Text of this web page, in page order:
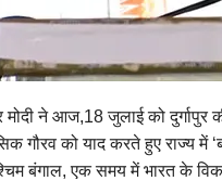
मोदी ने आज,18 जुलाई को
गौरव को याद करते हुए राज्य में
बंगाल, एक समय में भारत के